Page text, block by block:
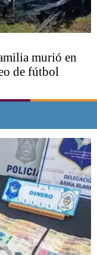
murió en
de fútbol